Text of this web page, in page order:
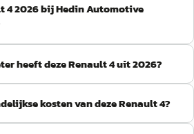
4 2026 bij Hedin Automotive
heeft deze Renault 4 uit 2026?
kosten van deze Renault 4?